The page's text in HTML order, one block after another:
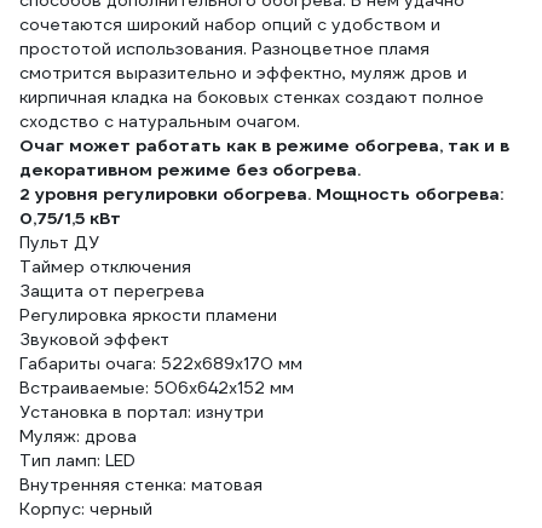
сочетаются широкий набор опций с удобством и
простотой использования. Разноцветное пламя
смотрится выразительно и эффектно, муляж дров и
кирпичная кладка на боковых стенках создают полное
сходство с натуральным очагом.
Очаг может работать как в режиме обогрева, так и в
декоративном режиме без обогрева.
2 уровня регулировки обогрева. Мощность обогрева:
0,75/1,5 кВт
Пульт ДУ
Таймер отключения
Защита от перегрева
Регулировка яркости пламени
Звуковой эффект
Габариты очага: 522х689х170 мм
Встраиваемые: 506х642х152 мм
Установка в портал: изнутри
Муляж: дрова
Тип ламп: LED
Внутренняя стенка: матовая
Корпус: черный